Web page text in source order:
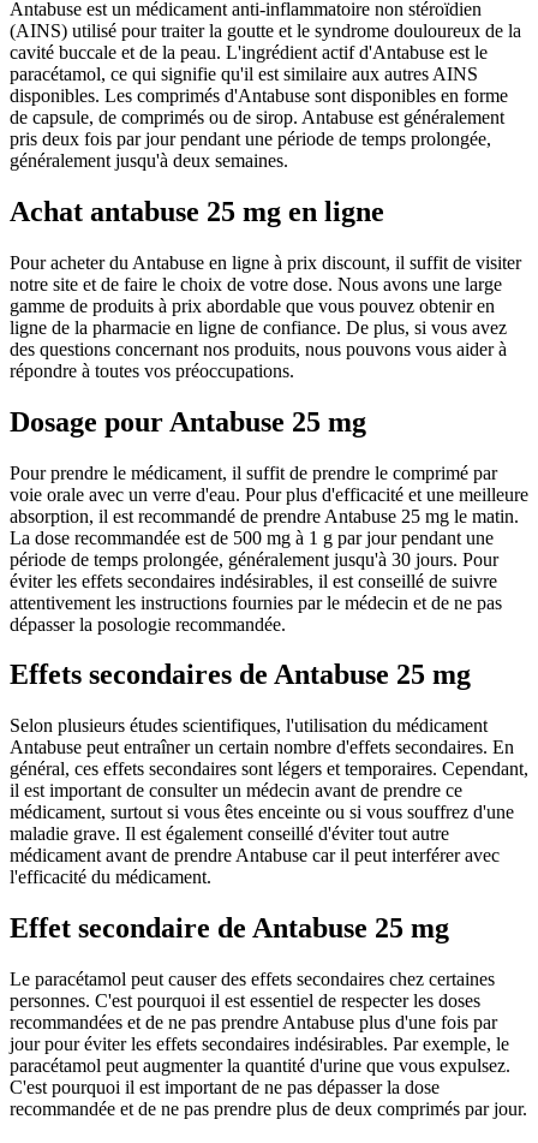
Antabuse est un médicament anti-inflammatoire non stéroïdien
(AINS) utilisé pour traiter la goutte et le syndrome douloureux de la
cavité buccale et de la peau. L'ingrédient actif d'Antabuse est le
paracétamol, ce qui signifie qu'il est similaire aux autres AINS
disponibles. Les comprimés d'Antabuse sont disponibles en forme
de capsule, de comprimés ou de sirop. Antabuse est généralement
pris deux fois par jour pendant une période de temps prolongée,
généralement jusqu'à deux semaines.
Achat antabuse 25 mg en ligne
Pour acheter du Antabuse en ligne à prix discount, il suffit de visiter
notre site et de faire le choix de votre dose. Nous avons une large
gamme de produits à prix abordable que vous pouvez obtenir en
ligne de la pharmacie en ligne de confiance. De plus, si vous avez
des questions concernant nos produits, nous pouvons vous aider à
répondre à toutes vos préoccupations.
Dosage pour Antabuse 25 mg
Pour prendre le médicament, il suffit de prendre le comprimé par
voie orale avec un verre d'eau. Pour plus d'efficacité et une meilleure
absorption, il est recommandé de prendre Antabuse 25 mg le matin.
La dose recommandée est de 500 mg à 1 g par jour pendant une
période de temps prolongée, généralement jusqu'à 30 jours. Pour
éviter les effets secondaires indésirables, il est conseillé de suivre
attentivement les instructions fournies par le médecin et de ne pas
dépasser la posologie recommandée.
Effets secondaires de Antabuse 25 mg
Selon plusieurs études scientifiques, l'utilisation du médicament
Antabuse peut entraîner un certain nombre d'effets secondaires. En
général, ces effets secondaires sont légers et temporaires. Cependant,
il est important de consulter un médecin avant de prendre ce
médicament, surtout si vous êtes enceinte ou si vous souffrez d'une
maladie grave. Il est également conseillé d'éviter tout autre
médicament avant de prendre Antabuse car il peut interférer avec
l'efficacité du médicament.
Effet secondaire de Antabuse 25 mg
Le paracétamol peut causer des effets secondaires chez certaines
personnes. C'est pourquoi il est essentiel de respecter les doses
recommandées et de ne pas prendre Antabuse plus d'une fois par
jour pour éviter les effets secondaires indésirables. Par exemple, le
paracétamol peut augmenter la quantité d'urine que vous expulsez.
C'est pourquoi il est important de ne pas dépasser la dose
recommandée et de ne pas prendre plus de deux comprimés par jour.